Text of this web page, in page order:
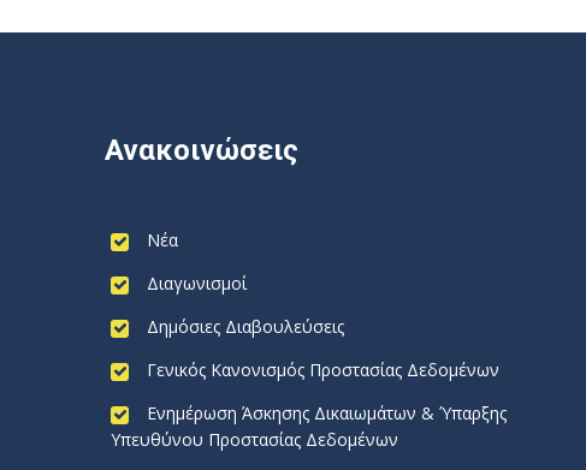
Ανακοινώσεις
Νέα
Διαγωνισμοί
Δημόσιες Διαβουλεύσεις
Γενικός Κανονισμός Προστασίας Δεδομένων
Ενημέρωση Άσκησης Δικαιωμάτων & Ύπαρξης
Υπευθύνου Προστασίας Δεδομένων